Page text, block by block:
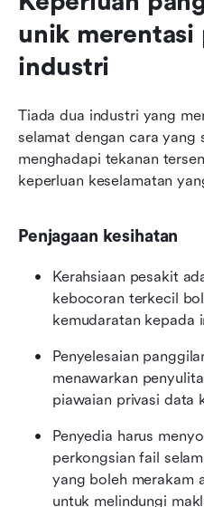
unik merentasi
industri
Tiada dua industri yang
selamat dengan cara yang
menghadapi tekanan
keperluan keselamatan
Penjagaan kesihatan
Kerahsiaan pesakit
kebocoran terkecil
kemudaratan kepada
Penyelesaian
menawarkan
piawaian privasi data
Penyedia harus
perkongsian fail
yang boleh merakam
untuk melindungi